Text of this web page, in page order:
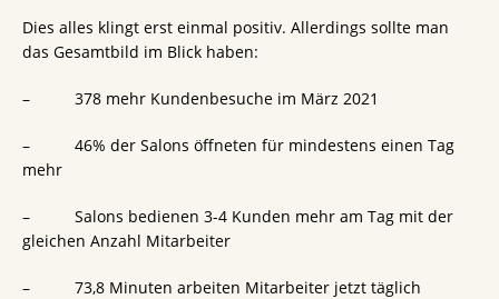
Dies alles klingt erst einmal positiv. Allerdings sollte man
das Gesamtbild im Blick haben:
– 378 mehr Kundenbesuche im März 2021
– 46% der Salons öffneten für mindestens einen Tag
mehr
– Salons bedienen 3-4 Kunden mehr am Tag mit der
gleichen Anzahl Mitarbeiter
– 73,8 Minuten arbeiten Mitarbeiter jetzt täglich